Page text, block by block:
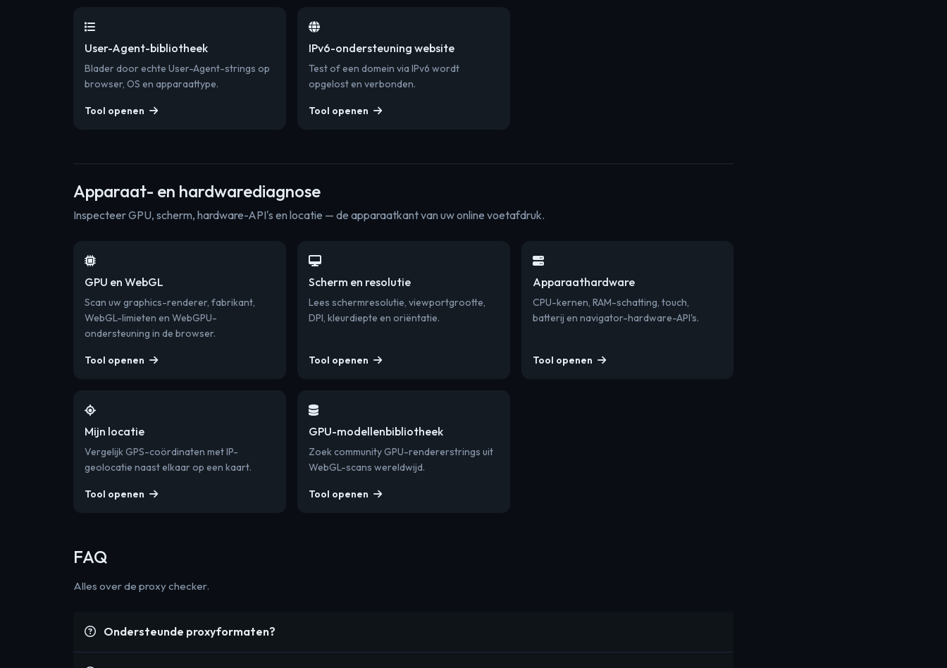
User-Agent-bibliotheek
Blader door echte User-Agent-strings op
browser, OS en apparaattype.
Tool openen
IPv6-ondersteuning website
Test of een domein via IPv6 wordt
opgelost en verbonden.
Tool openen
Apparaat- en hardwarediagnose
Inspecteer GPU, scherm, hardware-API's en locatie — de apparaatkant van uw online voetafdruk.
GPU en WebGL
Scan uw graphics-renderer, fabrikant,
WebGL-limieten en WebGPU-
ondersteuning in de browser.
Tool openen
Scherm en resolutie
Lees schermresolutie, viewportgrootte,
DPI, kleurdiepte en oriëntatie.
Tool openen
Apparaathardware
CPU-kernen, RAM-schatting, touch,
batterij en navigator-hardware-API's.
Tool openen
Mijn locatie
Vergelijk GPS-coördinaten met IP-
geolocatie naast elkaar op een kaart.
Tool openen
GPU-modellenbibliotheek
Zoek community GPU-rendererstrings uit
WebGL-scans wereldwijd.
Tool openen
FAQ
Alles over de proxy checker.
Ondersteunde proxyformaten?